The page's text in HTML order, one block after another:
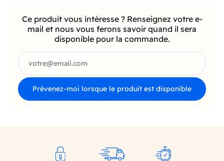
Ce produit vous intéresse ? Renseignez votre e-
mail et nous vous ferons savoir quand il sera
disponible pour la commande.
Prévenez-moi lorsque le produit est disponible